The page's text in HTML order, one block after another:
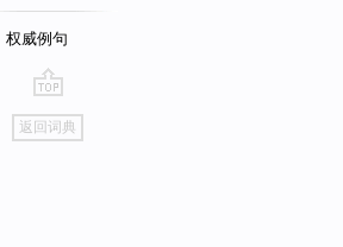
权威例句
go
top
返回词典